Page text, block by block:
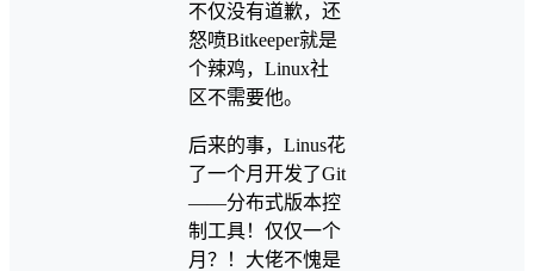
不仅没有道歉，还
怒喷Bitkeeper就是
个辣鸡，Linux社
区不需要他。
后来的事，Linus花
了一个月开发了Git
——分布式版本控
制工具！仅仅一个
月？！大佬不愧是